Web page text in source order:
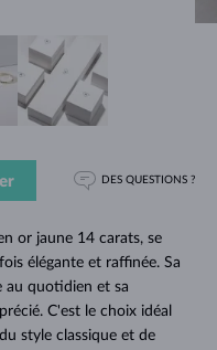
or jaune 14 carats, se
élégante et raffinée. Sa
au quotidien et sa
C'est le choix idéal
style classique et de
DES QUESTIONS ?